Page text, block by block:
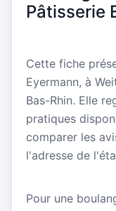
Pâtisserie
Cette fiche
Eyermann, à
Bas-Rhin. Elle
pratiques
comparer les
l'adresse de
Pour une